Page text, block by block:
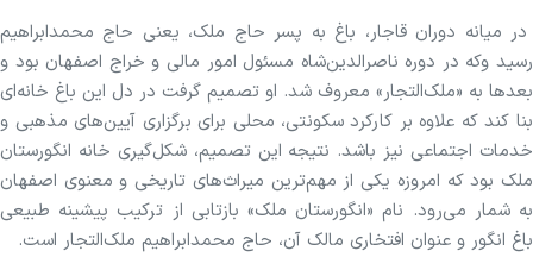
در میانه دوران قاجار، باغ به پسر حاج ملک، یعنی حاج محمدابراهیم
رسید وکه در دوره ناصرالدین‌شاه مسئول امور مالی و خراج اصفهان بود و
بعد‌ها به «ملک‌التجار» معروف شد. او تصمیم گرفت در دل این باغ خانه‌ای
بنا کند که علاوه بر کارکرد سکونتی، محلی برای برگزاری آیین‌های مذهبی و
خدمات اجتماعی نیز باشد. نتیجه این تصمیم، شکل‌گیری خانه انگورستان
ملک بود که امروزه یکی از مهم‌ترین میراث‌های تاریخی و معنوی اصفهان
به شمار می‌رود. نام «انگورستان ملک» بازتابی از ترکیب پیشینه طبیعی
باغ انگور و عنوان افتخاری مالک آن، حاج محمدابراهیم ملک‌التجار است.